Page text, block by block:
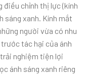
điều chỉnh thị lực (kính
sáng xanh. Kính mắt
người vừa có nhu
tác hại của ánh
nghiệm tiện lợi
ánh sáng xanh riêng